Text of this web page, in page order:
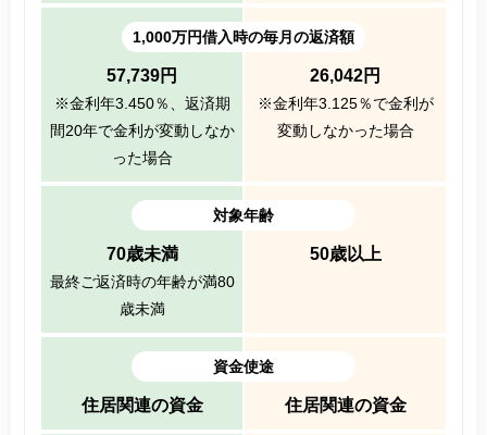
1,000万円借入時の毎月の返済額
57,739円
※金利年3.450％、返済期
間20年で金利が変動しなか
った場合
26,042円
※金利年3.125％で金利が
変動しなかった場合
対象年齢
70歳未満
最終ご返済時の年齢が満80
歳未満
50歳以上
資金使途
住居関連の資金 住居関連の資金